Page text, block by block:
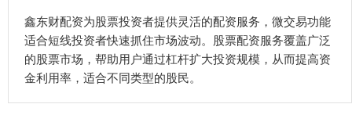
鑫东财配资为股票投资者提供灵活的配资服务，微交易功能
适合短线投资者快速抓住市场波动。股票配资服务覆盖广泛
的股票市场，帮助用户通过杠杆扩大投资规模，从而提高资
金利用率，适合不同类型的股民。